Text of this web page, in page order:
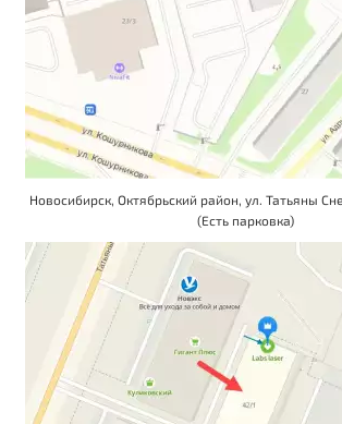
Новосибирск, Октябрьский район, ул. Татьяны
(Есть парковка)